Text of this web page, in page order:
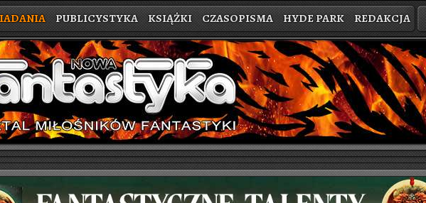
PUBLICYSTYKA KSIĄŻKI CZASOPISMA HYDE PARK REDAKCJA